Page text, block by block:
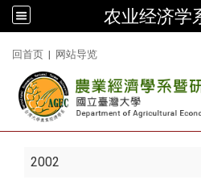
农业经济学
回首页 | 网站导览
2002